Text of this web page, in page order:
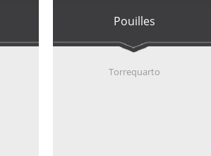
Pouilles
Torrequarto